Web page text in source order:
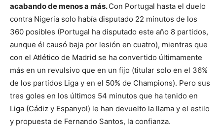
acabando de menos a más.Con Portugal hasta el duelo
contra Nigeria solo había disputado 22 minutos de los
360 posibles (Portugal ha disputado este año 8 partidos,
aunque él causó baja por lesión en cuatro), mientras que
con el Atlético de Madrid se ha convertido últimamente
más en un revulsivo que en un fijo (titular solo en el 36%
de los partidos Liga y en el 50% de Champions). Pero sus
tres goles en los últimos 54 minutos que ha tenido en
Liga (Cádiz y Espanyol) le han devuelto la llama y el estilo
y propuesta de Fernando Santos, la confianza.